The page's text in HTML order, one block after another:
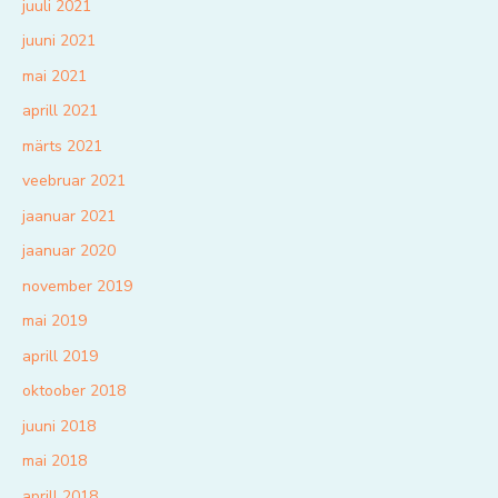
juuli 2021
juuni 2021
mai 2021
aprill 2021
märts 2021
veebruar 2021
jaanuar 2021
jaanuar 2020
november 2019
mai 2019
aprill 2019
oktoober 2018
juuni 2018
mai 2018